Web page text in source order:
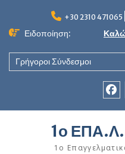
content
+30 2310 471065
Ειδοποίηση:
Γρήγοροι Σύνδεσμοι
1ο ΕΠΑ.Λ.
1ο